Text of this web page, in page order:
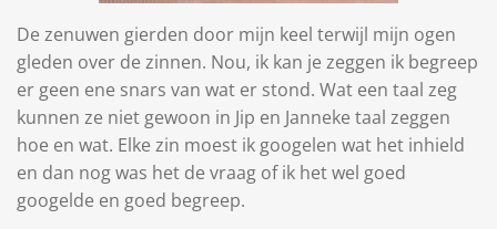
De zenuwen gierden door mijn keel terwijl mijn ogen
gleden over de zinnen. Nou, ik kan je zeggen ik begreep
er geen ene snars van wat er stond. Wat een taal zeg
kunnen ze niet gewoon in Jip en Janneke taal zeggen
hoe en wat. Elke zin moest ik googelen wat het inhield
en dan nog was het de vraag of ik het wel goed
googelde en goed begreep.